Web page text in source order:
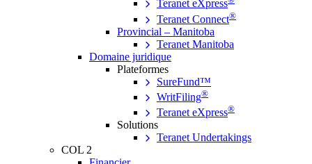
Teranet eXpress
Teranet Connect®
Provincial – Manitoba
Teranet Manitoba
Domaine juridique
Plateformes
SureFund™
WritFiling®
Teranet eXpress®
Solutions
Teranet Undertakings
COL 2